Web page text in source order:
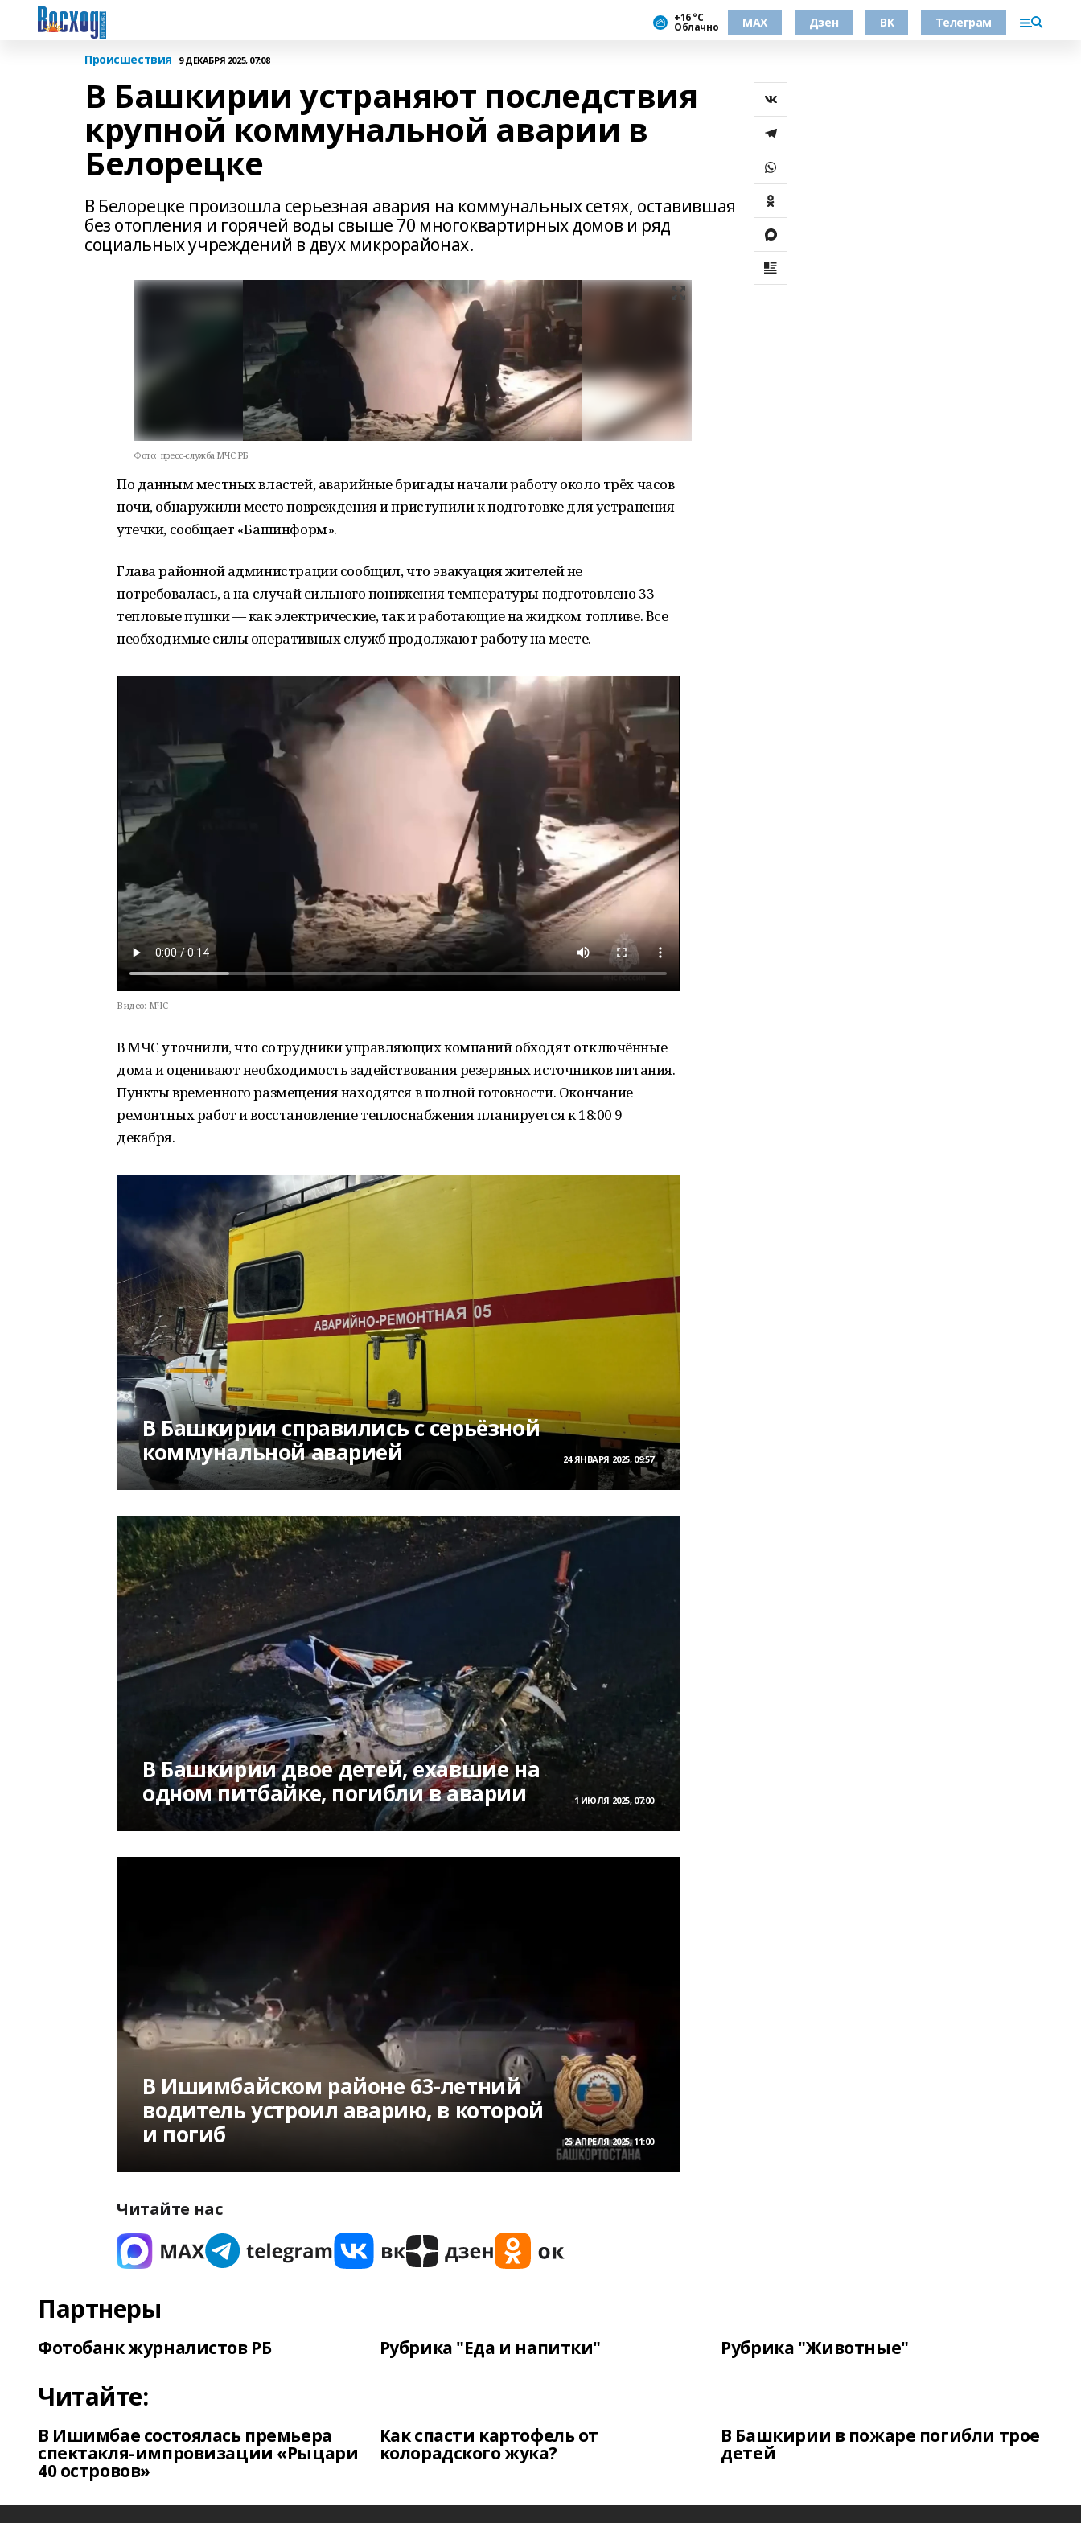
+16 °С
Облачно МАХ Дзен ВК Телеграм
Происшествия 9 ДЕКАБРЯ 2025, 07:08
В Башкирии устраняют последствия
крупной коммунальной аварии в
Белорецке
В Белорецке произошла серьезная авария на коммунальных сетях, оставившая
без отопления и горячей воды свыше 70 многоквартирных домов и ряд
социальных учреждений в двух микрорайонах.
Фото: пресс-служба МЧС РБ
По данным местных властей, аварийные бригады начали работу около трёх часов
ночи, обнаружили место повреждения и приступили к подготовке для устранения
утечки, сообщает «Башинформ».
Глава районной администрации сообщил, что эвакуация жителей не
потребовалась, а на случай сильного понижения температуры подготовлено 33
тепловые пушки — как электрические, так и работающие на жидком топливе. Все
необходимые силы оперативных служб продолжают работу на месте.
Видео: МЧС
В МЧС уточнили, что сотрудники управляющих компаний обходят отключённые
дома и оценивают необходимость задействования резервных источников питания.
Пункты временного размещения находятся в полной готовности. Окончание
ремонтных работ и восстановление теплоснабжения планируется к 18:00 9
декабря.
В Башкирии справились с серьёзной
коммунальной аварией
24 ЯНВАРЯ 2025, 09:57
В Башкирии двое детей, ехавшие на
одном питбайке, погибли в аварии
1 ИЮЛЯ 2025, 07:00
В Ишимбайском районе 63-летний
водитель устроил аварию, в которой
и погиб
25 АПРЕЛЯ 2025, 11:00
Читайте нас
Партнеры
Фотобанк журналистов РБ Рубрика "Еда и напитки" Рубрика "Животные"
Читайте:
В Ишимбае состоялась премьера
спектакля-импровизации «Рыцари
40 островов»
Как спасти картофель от
колорадского жука?
В Башкирии в пожаре погибли трое
детей